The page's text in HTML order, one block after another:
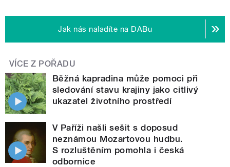
Jak nás naladíte na DABu
VÍCE Z POŘADU
Běžná kapradina může pomoci při
sledování stavu krajiny jako citlivý
ukazatel životního prostředí
V Paříži našli sešit s doposud
neznámou Mozartovou hudbu.
S rozluštěním pomohla i česká
odbornice